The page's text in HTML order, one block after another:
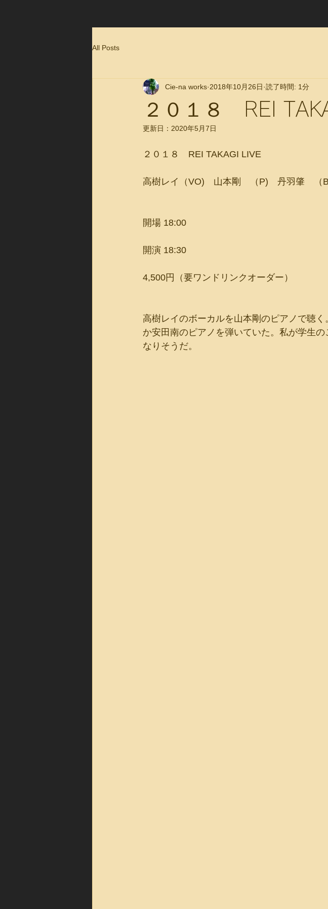
All Posts
２０１８ REI
Cie-na works 2018年10月26日 読了時間: 1分
更新日： 2020年5月7日
２０１８　REI TAKAGI LIVE
高樹レイ（VO)　山本剛　（P)　丹羽肇　（
開場 18:00
開演 18:30
4,500円（要ワンドリンクオーダー）
高樹レイのボーカルを山本剛のピアノで聴
か安田南のピアノを弾いていた。私が学生
なりそうだ。